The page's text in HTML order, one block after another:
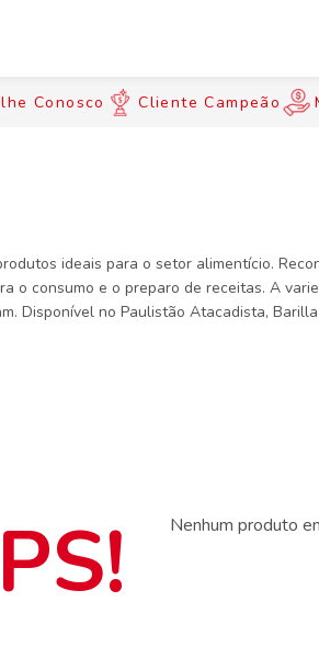
Conosco Cliente Campeão
ideais para o setor alimentício.
o consumo e o preparo de receitas. A
Disponível no Paulistão Atacadista,
Nenhum produto